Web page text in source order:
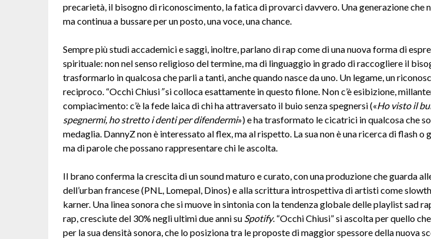
precarietà, il bisogno di riconoscimento, la fatica di provarci davvero. Una generazione che
ma continua a bussare per un posto, una voce, una chance.
Sempre più studi accademici e saggi, inoltre, parlano di rap come di una nuova forma di
spirituale: non nel senso religioso del termine, ma di linguaggio in grado di raccogliere il
trasformarlo in qualcosa che parli a tanti, anche quando nasce da uno. Un legame, un
reciproco. “Occhi Chiusi”si colloca esattamente in questo filone. Non c’è esibizione,
compiacimento: c’è la fede laica di chi ha attraversato il buio senza spegnersi («Ho visto il
spegnermi, ho stretto i denti per difendermi») e ha trasformato le cicatrici in qualcosa che
medaglia. DannyZ non è interessato al flex, ma al rispetto. La sua non è una ricerca di flash o
ma di parole che possano rappresentare chi le ascolta.
Il brano conferma la crescita di un sound maturo e curato, con una produzione che guarda
dell’urban francese (PNL, Lomepal, Dinos) e alla scrittura introspettiva di artisti come
karner. Una linea sonora che si muove in sintonia con la tendenza globale delle playlist sad
rap, cresciute del 30% negli ultimi due anni su Spotify. “Occhi Chiusi” si ascolta per quello
per la sua densità sonora, che lo posiziona tra le proposte di maggior spessore della nuova